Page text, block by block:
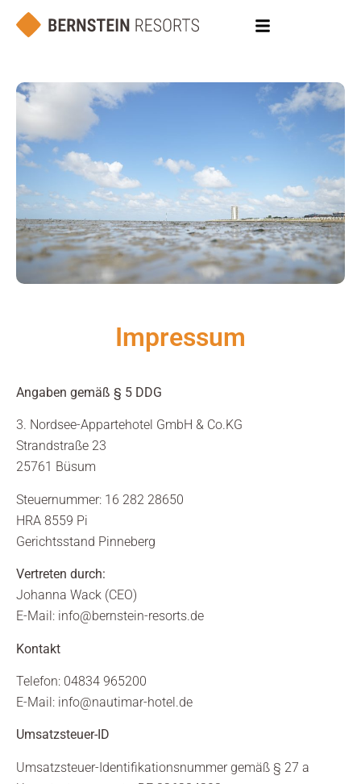
Impressum
Angaben gemäß § 5 DDG
3. Nordsee-Appartehotel GmbH & Co.KG
Strandstraße 23
25761 Büsum
Steuernummer: 16 282 28650
HRA 8559 Pi
Gerichtsstand Pinneberg
Vertreten durch:
Johanna Wack (CEO)
E-Mail: info@bernstein-resorts.de
Kontakt
Telefon: 04834 965200
E-Mail: info@nautimar-hotel.de
Umsatzsteuer-ID
Umsatzsteuer-Identifikationsnummer gemäß § 27 a